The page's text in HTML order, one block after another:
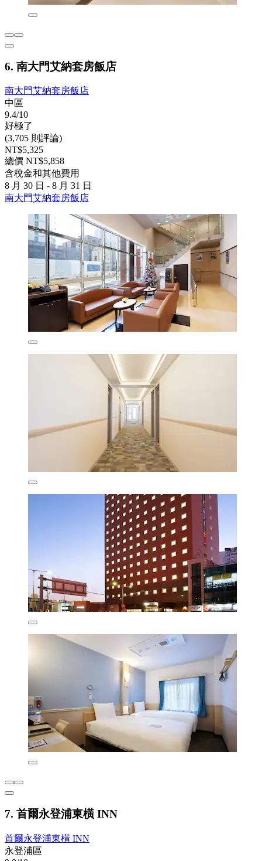
6. 南大門艾納套房飯店
南大門艾納套房飯店
中區
9.4/10
好極了
(3,705 則評論)
NT$5,325
總價 NT$5,858
含稅金和其他費用
8 月 30 日 - 8 月 31 日
南大門艾納套房飯店
7. 首爾永登浦東橫 INN
首爾永登浦東橫 INN
永登浦區